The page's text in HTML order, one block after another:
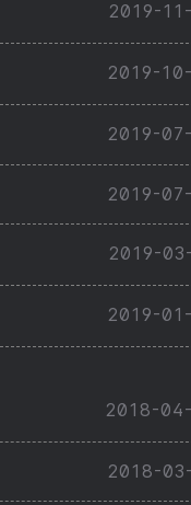
2019-
2019-
2019-
2019-
2019-
2019-
2018-
2018-